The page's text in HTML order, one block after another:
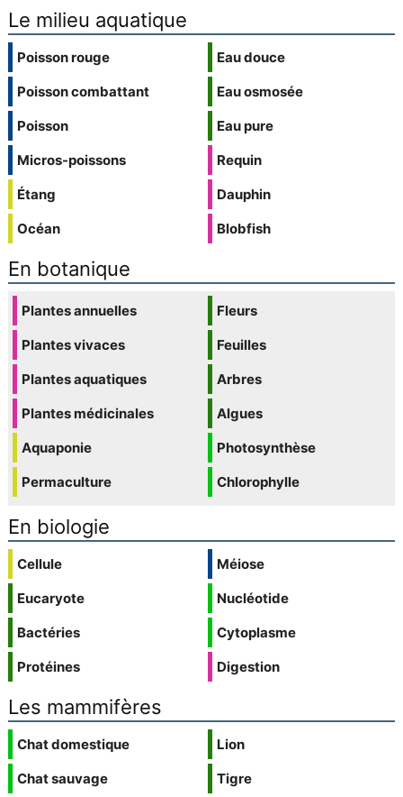
Le milieu aquatique
Poisson rouge
Poisson combattant
Poisson
Micros-poissons
Étang
Océan
Eau douce
Eau osmosée
Eau pure
Requin
Dauphin
Blobfish
En botanique
Plantes annuelles
Plantes vivaces
Plantes aquatiques
Plantes médicinales
Aquaponie
Permaculture
Fleurs
Feuilles
Arbres
Algues
Photosynthèse
Chlorophylle
En biologie
Cellule
Eucaryote
Bactéries
Protéines
Méiose
Nucléotide
Cytoplasme
Digestion
Les mammifères
Chat domestique
Chat sauvage
Lion
Tigre